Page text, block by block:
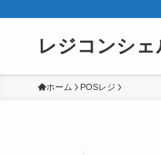
レジコンシェ
ホーム POSレジ